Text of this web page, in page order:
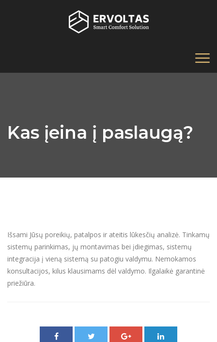
Kas įeina į paslaugą?
Išsami Jūsų poreikių, patalpos ir ateitis lūkesčių analizė. Tinkamų
sistemų parinkimas, jų montavimas bei įdiegimas, sistemų
integracija į vieną sistemą su patogiu valdymu. Nemokamos
konsultacijos, kilus klausimams dėl valdymo. Ilgalaikė garantinė
priežiūra.